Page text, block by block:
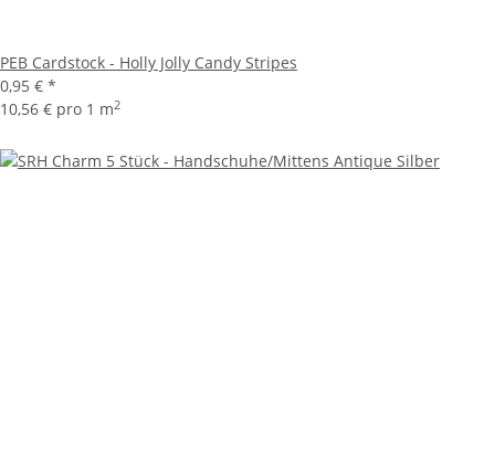
PEB Cardstock - Holly Jolly Candy Stripes
0,95 € *
10,56 € pro 1 m2